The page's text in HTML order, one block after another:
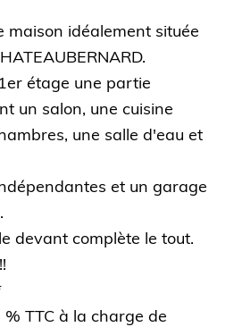
maison idéalement située
étage une partie
un salon, une cuisine
une salle d'eau et
et un garage
devant complète le tout.
TTC à la charge de